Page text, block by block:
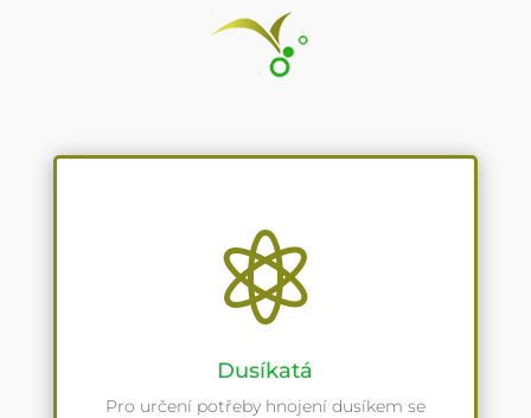

Dusíkatá
Pro určení potřeby hnojení dusíkem se